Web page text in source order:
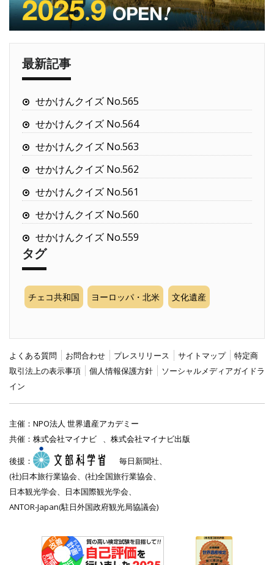
最新記事
せかけんクイズ No.565
せかけんクイズ No.564
せかけんクイズ No.563
せかけんクイズ No.562
せかけんクイズ No.561
せかけんクイズ No.560
せかけんクイズ No.559
タグ
チェコ共和国 ヨーロッパ・北米 文化遺産
よくある質問 お問合わせ プレスリリース サイトマップ
特定商
取引法上の表示事項
個人情報保護方針
ソーシャルメディアガイドラ
イン
主催： NPO法人 世界遺産アカデミー
共催： 株式会社マイナビ 、 株式会社マイナビ出版
後援：
毎日新聞社、
(社)日本旅行業協会、(社)全国旅行業協会、
日本観光学会、日本国際観光学会、
ANTOR-Japan(駐日外国政府観光局協議会)